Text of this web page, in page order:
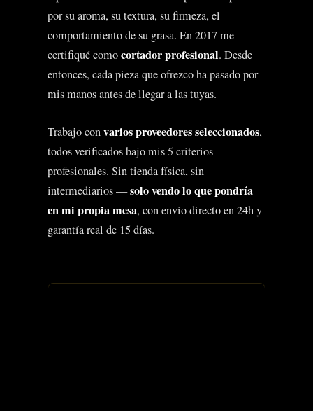
por su aroma, su textura, su firmeza, el
comportamiento de su grasa. En 2017 me
certifiqué comocortador profesional. Desde
entonces, cada pieza que ofrezco ha pasado por
mis manos antes de llegar a las tuyas.
Trabajo convarios proveedores seleccionados,
todos verificados bajo mis 5 criterios
profesionales. Sin tienda física, sin
intermediarios —solo vendo lo que pondría
en mi propia mesa, con envío directo en 24h y
garantía real de 15 días.